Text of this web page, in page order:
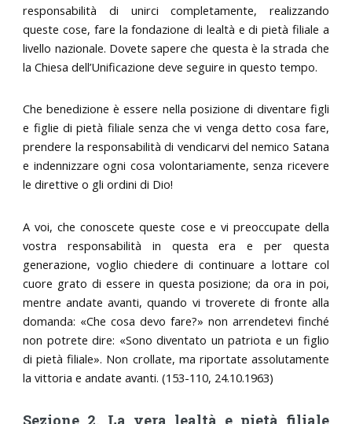
responsabilità di unirci completamente, realizzando
queste cose, fare la fondazione di lealtà e di pietà filiale a
livello nazionale. Dovete sapere che questa è la strada che
la Chiesa dell’Unificazione deve seguire in questo tempo.
Che benedizione è essere nella posizione di diventare figli
e figlie di pietà filiale senza che vi venga detto cosa fare,
prendere la responsabilità di vendicarvi del nemico Satana
e indennizzare ogni cosa volontariamente, senza ricevere
le direttive o gli ordini di Dio!
A voi, che conoscete queste cose e vi preoccupate della
vostra responsabilità in questa era e per questa
generazione, voglio chiedere di continuare a lottare col
cuore grato di essere in questa posizione; da ora in poi,
mentre andate avanti, quando vi troverete di fronte alla
domanda: «Che cosa devo fare?» non arrendetevi finché
non potrete dire: «Sono diventato un patriota e un figlio
di pietà filiale». Non crollate, ma riportate assolutamente
la vittoria e andate avanti. (153-110, 24.10.1963)
Sezione 2. La vera lealtà e pietà filiale